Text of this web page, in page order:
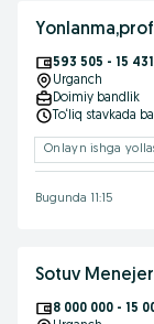
593 505 - 15
Urganch
Doimiy bandlik
To‘liq stavkada
Onlayn ishga
Bugunda 11:15
8 000 000 - 15